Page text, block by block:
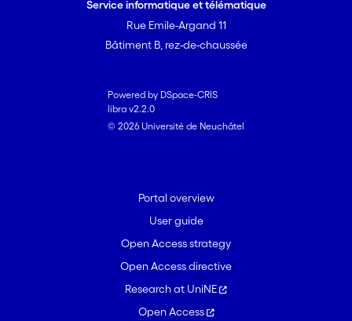
Service informatique et télématique
Rue Emile-Argand 11
Bâtiment B, rez-de-chaussée
Powered by DSpace-CRIS
libra v2.2.0
© 2026 Université de Neuchâtel
Portal overview
User guide
Open Access strategy
Open Access directive
Research at UniNE
Open Access